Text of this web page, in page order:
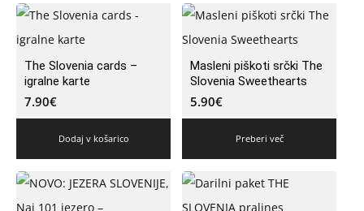
The Slovenia cards –
igralne karte
7.90€
Dodaj v košarico
Masleni piškoti srčki The
Slovenia Sweethearts
5.90€
Preberi več